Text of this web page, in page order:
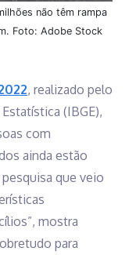
não têm rampa
Foto: Adobe Stock
, realizado pelo
(IBGE),
com
ainda estão
que veio
mostra
para